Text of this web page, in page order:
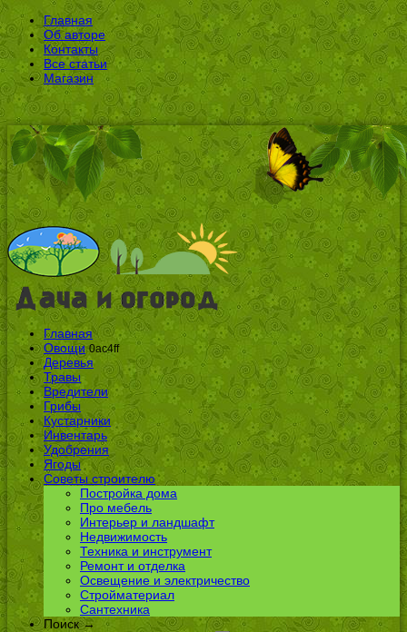
Главная
Об авторе
Контакты
Все статьи
Магазин
Главная
Овощи 0ac4ff
Деревья
Травы
Вредители
Грибы
Кустарники
Инвентарь
Удобрения
Ягоды
Советы строителю
Постройка дома
Про мебель
Интерьер и ландшафт
Недвижимость
Техника и инструмент
Ремонт и отделка
Освещение и электричество
Стройматериал
Сантехника
Поиск →